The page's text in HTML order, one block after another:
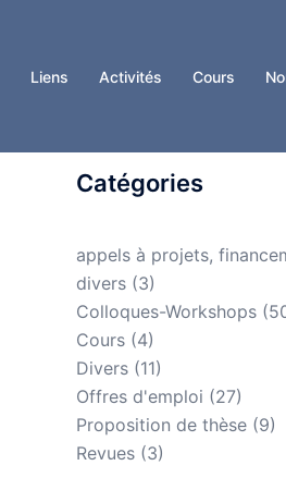
Liens Activités Cours
Catégories
appels à projets,
divers(3)
Colloques-Workshops
Cours(4)
Divers(11)
Offres d'emploi (27)
Proposition de thèse(9)
Revues(3)